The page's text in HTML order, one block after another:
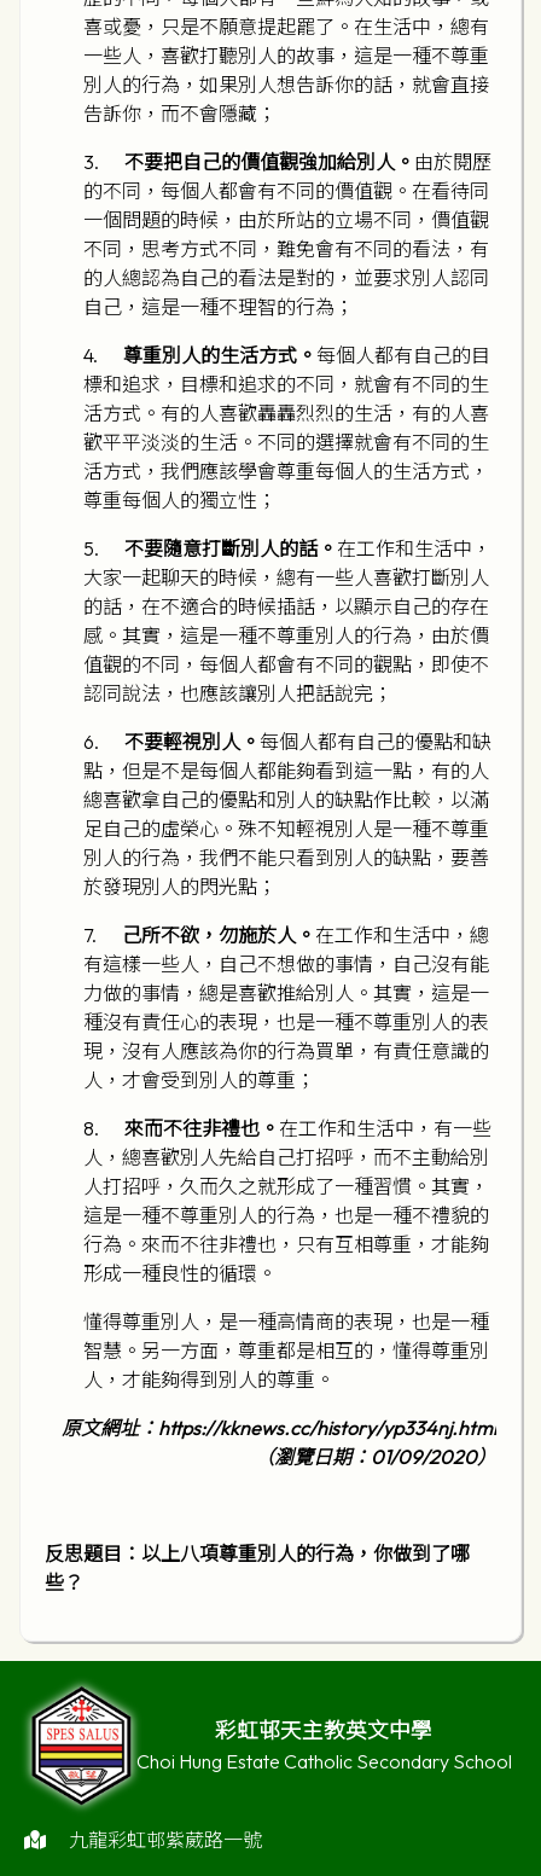
喜或憂，只是不願意提起罷了。在生活中，總有
一些人，喜歡打聽別人的故事，這是一種不尊重
別人的行為，如果別人想告訴你的話，就會直接
告訴你，而不會隱藏；
3. 不要把自己的價值觀強加給別人。 由於閱歷
的不同，每個人都會有不同的價值觀。在看待同
一個問題的時候，由於所站的立場不同，價值觀
不同，思考方式不同，難免會有不同的看法，有
的人總認為自己的看法是對的，並要求別人認同
自己，這是一種不理智的行為；
4. 尊重別人的生活方式。 每個人都有自己的目
標和追求，目標和追求的不同，就會有不同的生
活方式。有的人喜歡轟轟烈烈的生活，有的人喜
歡平平淡淡的生活。不同的選擇就會有不同的生
活方式，我們應該學會尊重每個人的生活方式，
尊重每個人的獨立性；
5. 不要隨意打斷別人的話。 在工作和生活中，
大家一起聊天的時候，總有一些人喜歡打斷別人
的話，在不適合的時候插話，以顯示自己的存在
感。其實，這是一種不尊重別人的行為，由於價
值觀的不同，每個人都會有不同的觀點，即使不
認同說法，也應該讓別人把話說完；
6. 不要輕視別人。 每個人都有自己的優點和缺
點，但是不是每個人都能夠看到這一點，有的人
總喜歡拿自己的優點和別人的缺點作比較，以滿
足自己的虛榮心。殊不知輕視別人是一種不尊重
別人的行為，我們不能只看到別人的缺點，要善
於發現別人的閃光點；
7. 己所不欲，勿施於人。 在工作和生活中，總
有這樣一些人，自己不想做的事情，自己沒有能
力做的事情，總是喜歡推給別人。其實，這是一
種沒有責任心的表現，也是一種不尊重別人的表
現，沒有人應該為你的行為買單，有責任意識的
人，才會受到別人的尊重；
8. 來而不往非禮也。 在工作和生活中，有一些
人，總喜歡別人先給自己打招呼，而不主動給別
人打招呼，久而久之就形成了一種習慣。其實，
這是一種不尊重別人的行為，也是一種不禮貌的
行為。來而不往非禮也，只有互相尊重，才能夠
形成一種良性的循環。
懂得尊重別人，是一種高情商的表現，也是一種
智慧。另一方面，尊重都是相互的，懂得尊重別
人，才能夠得到別人的尊重。
原文網址： https://kknews.cc/history/yp334nj.html
（瀏覽日期： 01/09/2020）
反思題目：以上八項尊重別人的行為，你做到了哪
些？
彩虹邨天主教英文中學
Choi Hung Estate Catholic Secondary School
九龍彩虹邨紫葳路一號